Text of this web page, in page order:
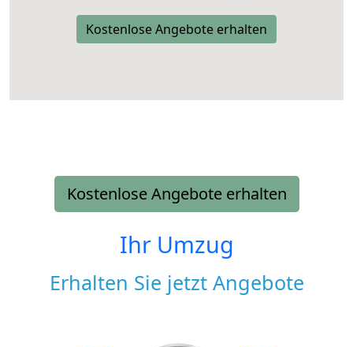
Kostenlose Angebote erhalten
Kostenlose Angebote erhalten
Ihr Umzug
Erhalten Sie jetzt Angebote